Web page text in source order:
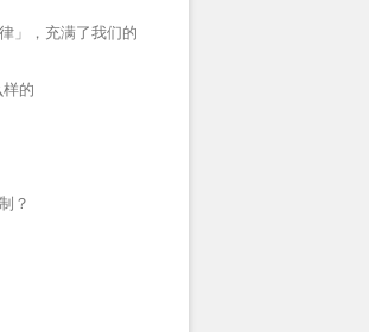
」，充满了我们的
的
？